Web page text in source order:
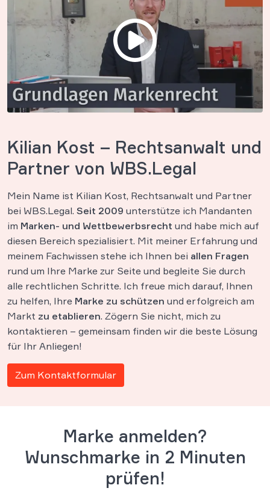
Kilian Kost – Rechtsanwalt und
Partner von WBS.Legal
Mein Name ist Kilian Kost, Rechtsanwalt und Partner
bei WBS.Legal. Seit 2009 unterstütze ich Mandanten
im Marken- und Wettbewerbsrecht und habe mich auf
diesen Bereich spezialisiert. Mit meiner Erfahrung und
meinem Fachwissen stehe ich Ihnen bei allen Fragen
rund um Ihre Marke zur Seite und begleite Sie durch
alle rechtlichen Schritte. Ich freue mich darauf, Ihnen
zu helfen, Ihre Marke zu schützen und erfolgreich am
Markt zu etablieren. Zögern Sie nicht, mich zu
kontaktieren – gemeinsam finden wir die beste Lösung
für Ihr Anliegen!
Zum Kontaktformular
Marke anmelden?
Wunschmarke in 2 Minuten
prüfen!